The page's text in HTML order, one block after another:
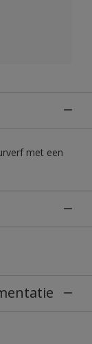
met een